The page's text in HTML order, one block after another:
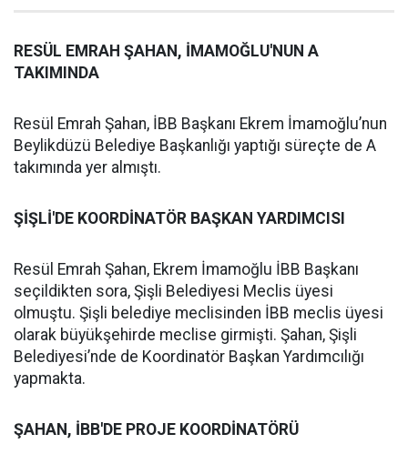
RESÜL EMRAH ŞAHAN, İMAMOĞLU'NUN A
TAKIMINDA
Resül Emrah Şahan, İBB Başkanı Ekrem İmamoğlu’nun
Beylikdüzü Belediye Başkanlığı yaptığı süreçte de A
takımında yer almıştı.
ŞİŞLİ'DE KOORDİNATÖR BAŞKAN YARDIMCISI
Resül Emrah Şahan, Ekrem İmamoğlu İBB Başkanı
seçildikten sora, Şişli Belediyesi Meclis üyesi
olmuştu. Şişli belediye meclisinden İBB meclis üyesi
olarak büyükşehirde meclise girmişti. Şahan, Şişli
Belediyesi’nde de Koordinatör Başkan Yardımcılığı
yapmakta.
ŞAHAN, İBB'DE PROJE KOORDİNATÖRÜ